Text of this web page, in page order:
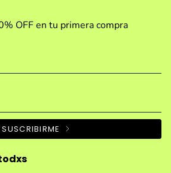
OFF en tu primera compra
SUSCRIBIRME